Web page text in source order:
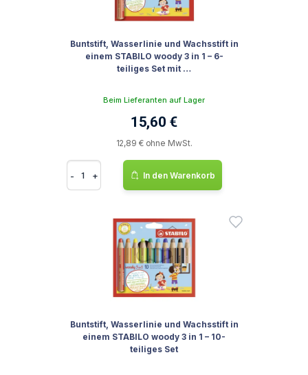
Buntstift, Wasserlinie und Wachsstift in
einem STABILO woody 3 in 1 – 6-
teiliges Set mit …
Beim Lieferanten auf Lager
15,60 €
12,89 € ohne MwSt.
- + In den Warenkorb
Buntstift, Wasserlinie und Wachsstift in
einem STABILO woody 3 in 1 – 10-
teiliges Set